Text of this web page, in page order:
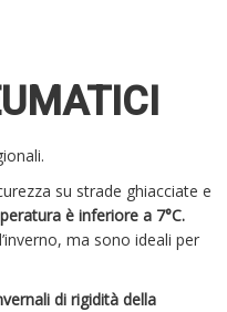
su strade ghiacciate e
è inferiore a 7°C.
ma sono ideali per
di rigidità della